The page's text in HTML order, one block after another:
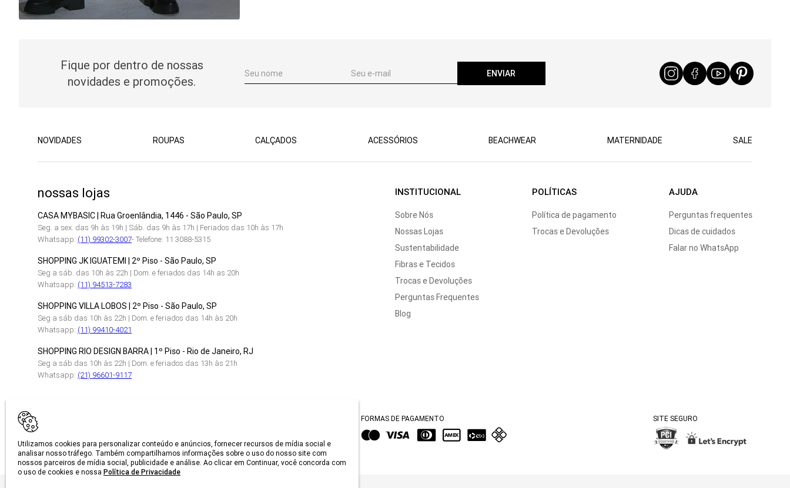
Utilizamos cookies para personalizar conteúdo e anúncios, fornecer recursos de mídia social e
analisar nosso tráfego. Também compartilhamos informações sobre o uso do nosso site com
nossos parceiros de mídia social, publicidade e análise. Ao clicar em Continuar, você concorda com
o uso de cookies e nossa Política de Privacidade
Fique por dentro de nossas
novidades e promoções.
ENVIAR
NOVIDADES ROUPAS CALÇADOS ACESSÓRIOS BEACHWEAR MATERNIDADE SALE
nossas lojas
CASA MYBASIC | Rua Groenlândia, 1446 - São Paulo, SP
Seg. a sex. das 9h às 19h | Sáb. das 9h às 17h | Feriados das 10h às 17h
Whatsapp: (11) 99302-3007- Telefone: 11 3088-5315
SHOPPING JK IGUATEMI | 2º Piso - São Paulo, SP
Seg a sáb. das 10h às 22h | Dom. e feriados das 14h as 20h
Whatsapp: (11) 94513-7283
SHOPPING VILLA LOBOS | 2º Piso - São Paulo, SP
Seg a sáb das 10h às 22h | Dom. e feriados das 14h às 20h
Whatsapp: (11) 99410-4021
SHOPPING RIO DESIGN BARRA | 1º Piso - Rio de Janeiro, RJ
Seg a sáb das 10h às 22h | Dom. e feriados das 13h às 21h
Whatsapp: (21) 96601-9117
INSTITUCIONAL
Sobre Nós
Nossas Lojas
Sustentabilidade
Fibras e Tecidos
Trocas e Devoluções
Perguntas Frequentes
Blog
POLÍTICAS
Política de pagamento
Trocas e Devoluções
AJUDA
Perguntas frequentes
Dicas de cuidados
Falar no WhatsApp
FORMAS DE PAGAMENTO SITE SEGURO